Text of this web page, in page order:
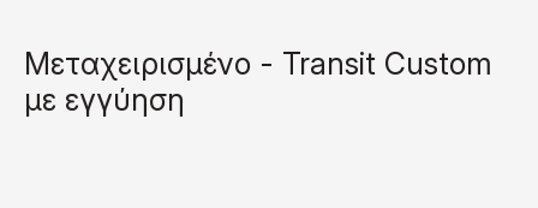
Μεταχειρισμένο - Transit Custom
με εγγύηση